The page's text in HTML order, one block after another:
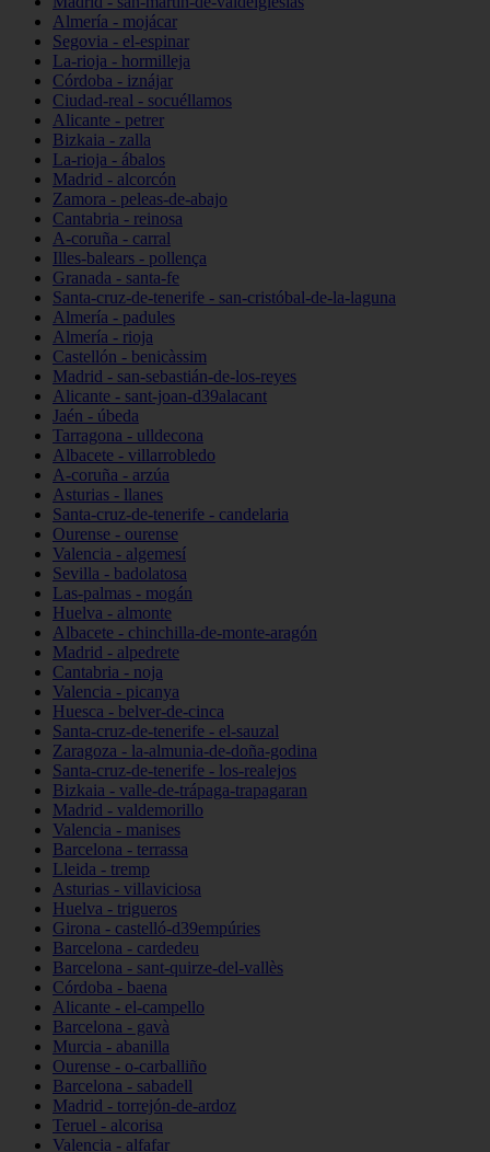
Almería - mojácar
Segovia - el-espinar
La-rioja - hormilleja
Córdoba - iznájar
Ciudad-real - socuéllamos
Alicante - petrer
Bizkaia - zalla
La-rioja - ábalos
Madrid - alcorcón
Zamora - peleas-de-abajo
Cantabria - reinosa
A-coruña - carral
Illes-balears - pollença
Granada - santa-fe
Santa-cruz-de-tenerife - san-cristóbal-de-la-laguna
Almería - padules
Almería - rioja
Castellón - benicàssim
Madrid - san-sebastián-de-los-reyes
Alicante - sant-joan-d39alacant
Jaén - úbeda
Tarragona - ulldecona
Albacete - villarrobledo
A-coruña - arzúa
Asturias - llanes
Santa-cruz-de-tenerife - candelaria
Ourense - ourense
Valencia - algemesí
Sevilla - badolatosa
Las-palmas - mogán
Huelva - almonte
Albacete - chinchilla-de-monte-aragón
Madrid - alpedrete
Cantabria - noja
Valencia - picanya
Huesca - belver-de-cinca
Santa-cruz-de-tenerife - el-sauzal
Zaragoza - la-almunia-de-doña-godina
Santa-cruz-de-tenerife - los-realejos
Bizkaia - valle-de-trápaga-trapagaran
Madrid - valdemorillo
Valencia - manises
Barcelona - terrassa
Lleida - tremp
Asturias - villaviciosa
Huelva - trigueros
Girona - castelló-d39empúries
Barcelona - cardedeu
Barcelona - sant-quirze-del-vallès
Córdoba - baena
Alicante - el-campello
Barcelona - gavà
Murcia - abanilla
Ourense - o-carballiño
Barcelona - sabadell
Madrid - torrejón-de-ardoz
Teruel - alcorisa
Valencia - alfafar